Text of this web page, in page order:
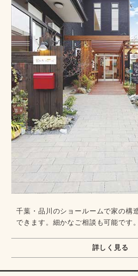
千葉・品川のショールームで家の構
できます。細かなご相談も可能です。
詳しく見る